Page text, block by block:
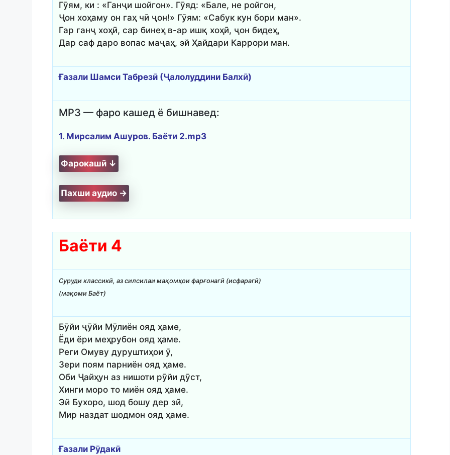
Гӯям, ки : «Ганҷи шойгон». Гӯяд: «Бале, не ройгон,
Ҷон хоҳаму он гаҳ чӣ ҷон!» Гӯям: «Сабук кун бори ман».
Гар ганҷ хоҳӣ, сар бинеҳ в-ар ишқ хоҳӣ, ҷон бидеҳ,
Дар саф даро вопас маҷаҳ, эй Ҳайдари Каррори ман.
Ғазали Шамси Табрезӣ (Ҷалолуддини Балхӣ)
MP3 — фаро кашед ё бишнавед:
1. Мирсалим Ашуров. Баёти 2.mp3
Фарокашӣ ↓
Пахши аудио →
Баёти 4
Суруди классикӣ, аз силсилаи мақомҳои фарғонагӣ (исфарагӣ)
(мақоми Баёт)
Бӯйи ҷӯйи Мӯлиён ояд ҳаме,
Ёди ёри меҳрубон ояд ҳаме.
Реги Омуву дуруштиҳои ӯ,
Зери поям парниён ояд ҳаме.
Оби Ҷайҳун аз нишоти рӯйи дӯст,
Хинги моро то миён ояд ҳаме.
Эй Бухоро, шод бошу дер зӣ,
Мир наздат шодмон ояд ҳаме.
Ғазали Рӯдакӣ